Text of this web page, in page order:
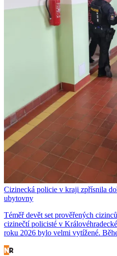
Cizinecká policie v kraji zpřísnila
ubytovny
Téměř devět set prověřených
cizinečtí policisté v
roku 2026 bylo velmi vytížené.